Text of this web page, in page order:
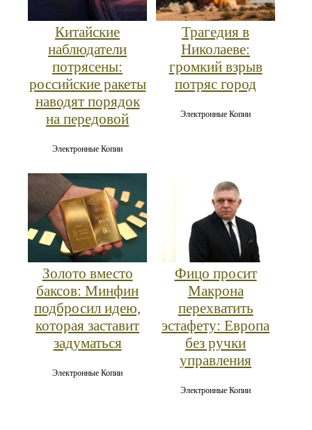
Китайские
наблюдатели
потрясены:
российские ракеты
наводят порядок
на передовой
Электронные Копии
Трагедия в
Николаеве:
громкий взрыв
потряс город
Электронные Копии
Золото вместо
баксов: Минфин
подбросил идею,
которая заставит
задуматься
Электронные Копии
Фицо просит
Макрона
перехватить
эстафету: Европа
без ручки
управления
Электронные Копии